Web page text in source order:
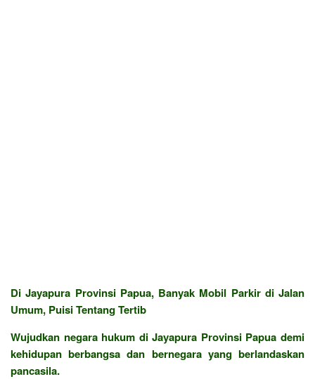
Di Jayapura Provinsi Papua, Banyak Mobil Parkir di Jalan
Umum, Puisi Tentang Tertib
Wujudkan negara hukum di Jayapura Provinsi Papua demi
kehidupan berbangsa dan bernegara yang berlandaskan
pancasila.